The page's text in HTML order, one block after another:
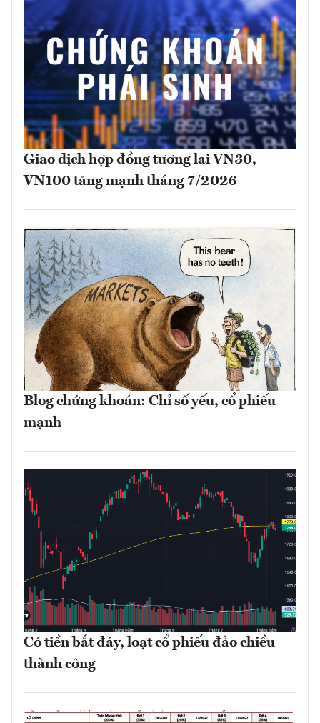
Giao dịch hợp đồng tương lai VN30,
VN100 tăng mạnh tháng 7/2026
Blog chứng khoán: Chỉ số yếu, cổ phiếu
mạnh
Có tiền bắt đáy, loạt cổ phiếu đảo chiều
thành công